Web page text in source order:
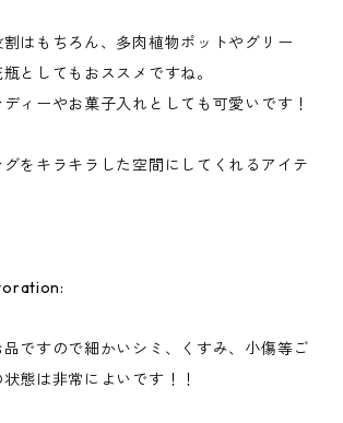
はもちろん、多肉植物ポットやグリー
としてもおススメですね。
ィーやお菓子入れとしても可愛いです！
をキラキラした空間にしてくれるアイテ
ですので細かいシミ、くすみ、小傷等ご
態は非常によいです！！